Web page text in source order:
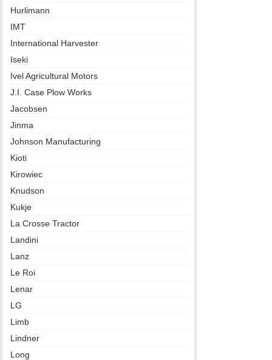
Hurlimann
IMT
International Harvester
Iseki
Ivel Agricultural Motors
J.I. Case Plow Works
Jacobsen
Jinma
Johnson Manufacturing
Kioti
Kirowiec
Knudson
Kukje
La Crosse Tractor
Landini
Lanz
Le Roi
Lenar
LG
Limb
Lindner
Long